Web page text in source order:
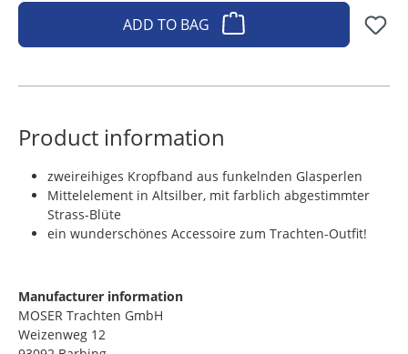
ADD TO BAG
Product information
zweireihiges Kropfband aus funkelnden Glasperlen
Mittelelement in Altsilber, mit farblich abgestimmter
Strass-Blüte
ein wunderschönes Accessoire zum Trachten-Outfit!
Manufacturer information
MOSER Trachten GmbH
Weizenweg 12